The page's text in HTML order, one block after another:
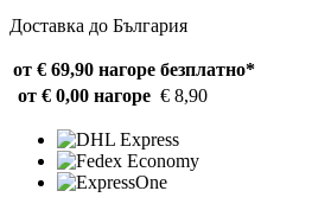
Доставка до България
от € 69,90 нагоре безплатно*
от € 0,00 нагоре € 8,90